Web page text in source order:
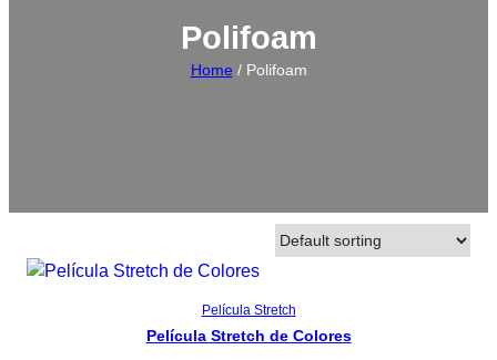
Polifoam
Home / Polifoam
Read more
Película Stretch
Película Stretch de Colores